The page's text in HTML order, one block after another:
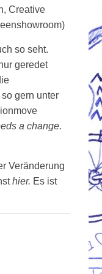
Creative
so seht.
geredet
gern unter
a change.
Veränderung
hier. Es ist